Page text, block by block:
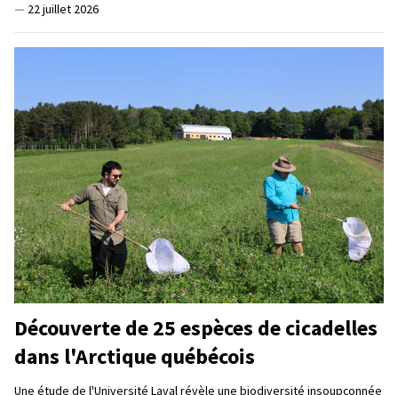
— 22 juillet 2026
Découverte de 25 espèces de cicadelles
dans l'Arctique québécois
Une étude de l'Université Laval révèle une biodiversité insoupçonnée